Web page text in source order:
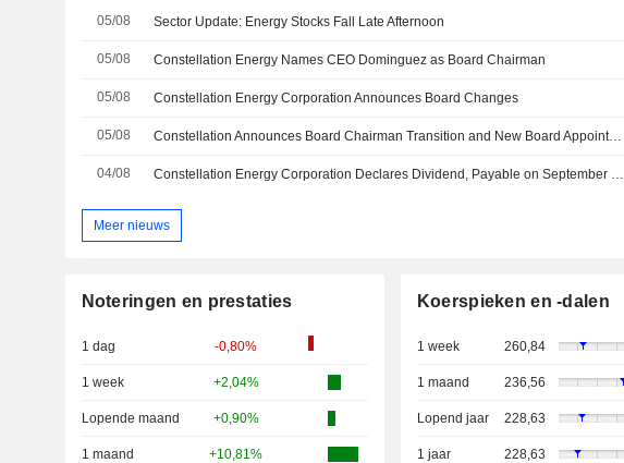
05/08 Sector Update: Energy Stocks Fall Late Afternoon
05/08 Constellation Energy Names CEO Dominguez as Board Chairman
05/08 Constellation Energy Corporation Announces Board Changes
05/08 Constellation Announces Board Chairman Transition and New Board Appointment
04/08 Constellation Energy Corporation Declares Dividend, Payable on September 4, 2026
Meer nieuws
Noteringen en prestaties
1 dag -0,80%
1 week +2,04%
Lopende maand +0,90%
1 maand +10,81%
Koerspieken en -dalen
1 week 260,84
1 maand 236,56
Lopend jaar 228,63
1 jaar 228,63